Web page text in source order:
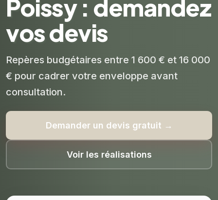
Poissy : demandez
vos devis
Repères budgétaires entre 1 600 € et 16 000
€ pour cadrer votre enveloppe avant
consultation.
Demander un devis gratuit →
Voir les réalisations